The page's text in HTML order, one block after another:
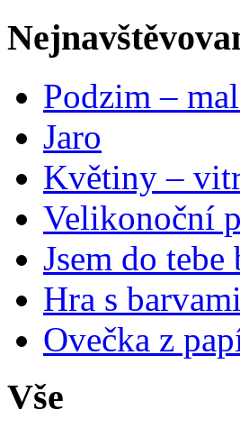
Podzim –
Jaro
Květiny –
Velikonoční
Jsem do tebe
Hra s barvami
Ovečka z
Vše